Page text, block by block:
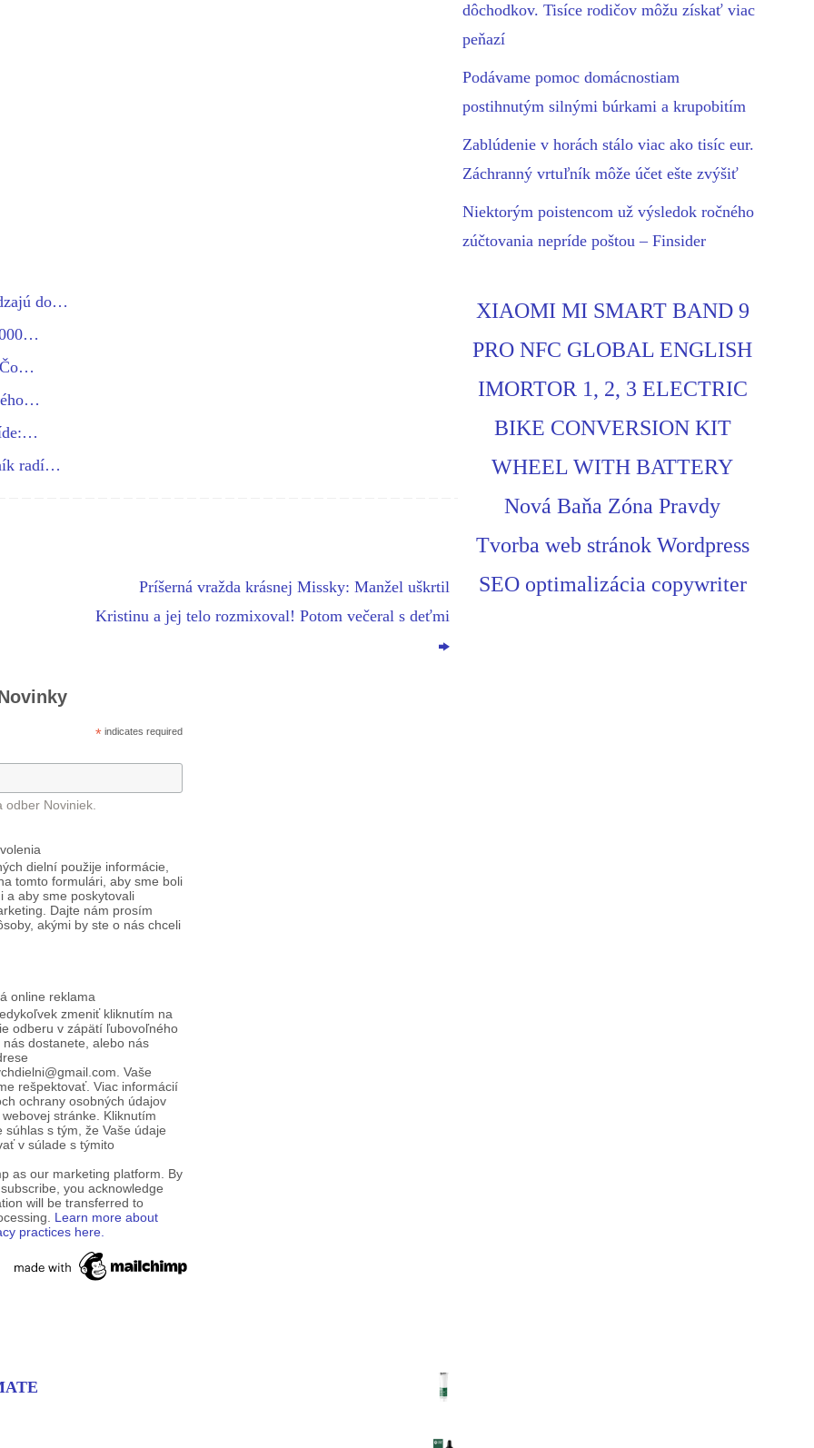
do…
Čo…
radí…
Príšerná vražda krásnej Missky: Manžel uškrtil
Kristinu a jej telo rozmixoval! Potom večeral s deťmi
* indicates required
Noviniek.
dielní použije informácie,
tomto formulári, aby sme boli
a aby sme poskytovali
Dajte nám prosím
akými by ste o nás chceli
online reklama
zmeniť kliknutím na
odberu v zápätí ľubovoľného
dostanete, alebo nás
Vaše
rešpektovať. Viac informácií
ochrany osobných údajov
stránke. Kliknutím
súhlas s tým, že Vaše údaje
v súlade s týmito
as our marketing platform. By
you acknowledge
will be transferred to
Learn more about
practices here.
dôchodkov. Tisíce rodičov môžu získať viac
peňazí
Podávame pomoc domácnostiam
postihnutým silnými búrkami a krupobitím
Zablúdenie v horách stálo viac ako tisíc eur.
Záchranný vrtuľník môže účet ešte zvýšiť
Niektorým poistencom už výsledok ročného
zúčtovania nepríde poštou – Finsider
XIAOMI MI SMART BAND 9
PRO NFC GLOBAL ENGLISH
IMORTOR 1, 2, 3 ELECTRIC
BIKE CONVERSION KIT
WHEEL WITH BATTERY
Nová Baňa Zóna Pravdy
Tvorba web stránok Wordpress
SEO optimalizácia copywriter